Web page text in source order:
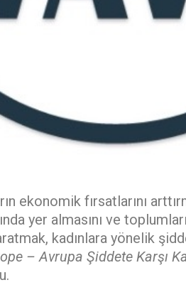
ekonomik fırsatlarını
yer almasını ve
kadınlara yönelik
– Avrupa Şiddete Karşı